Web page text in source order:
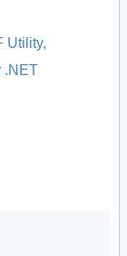
Utility,
.NET